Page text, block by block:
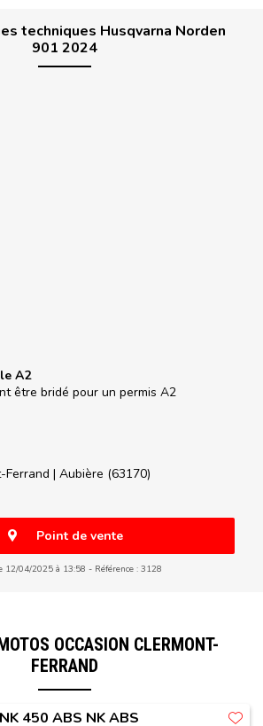
techniques Husqvarna Norden
901 2024
A2
être bridé pour un permis A2
Ferrand | Aubière (63170)
Point de vente
12/04/2025 à 13:58 Référence : 3128
OCCASION CLERMONT-
FERRAND
NK 450 ABS NK ABS